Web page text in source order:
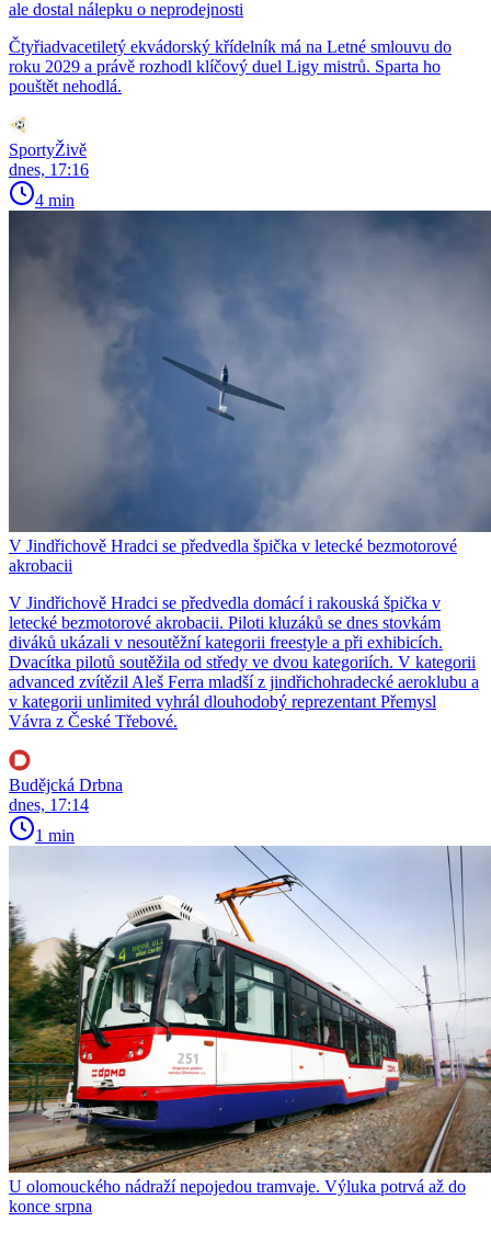
ale dostal nálepku o neprodejnosti
Čtyřiadvacetiletý ekvádorský křídelník má na Letné smlouvu do
roku 2029 a právě rozhodl klíčový duel Ligy mistrů. Sparta ho
pouštět nehodlá.
SportyŽivě
dnes, 17:16
4 min
V Jindřichově Hradci se předvedla špička v letecké bezmotorové
akrobacii
V Jindřichově Hradci se předvedla domácí i rakouská špička v
letecké bezmotorové akrobacii. Piloti kluzáků se dnes stovkám
diváků ukázali v nesoutěžní kategorii freestyle a při exhibicích.
Dvacítka pilotů soutěžila od středy ve dvou kategoriích. V kategorii
advanced zvítězil Aleš Ferra mladší z jindřichohradecké aeroklubu a
v kategorii unlimited vyhrál dlouhodobý reprezentant Přemysl
Vávra z České Třebové.
Budějcká Drbna
dnes, 17:14
1 min
U olomouckého nádraží nepojedou tramvaje. Výluka potrvá až do
konce srpna